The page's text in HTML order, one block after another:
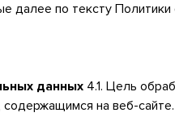
далее по тексту
данных 4.1. Цель
на веб-сайте.